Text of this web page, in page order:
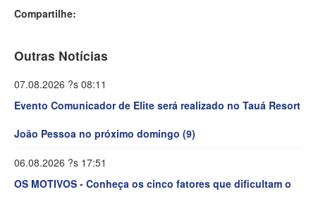
Compartilhe:
Outras Notícias
07.08.2026 ?s 08:11
Evento Comunicador de Elite será realizado no Tauá Resort
João Pessoa no próximo domingo (9)
06.08.2026 ?s 17:51
OS MOTIVOS - Conheça os cinco fatores que dificultam o